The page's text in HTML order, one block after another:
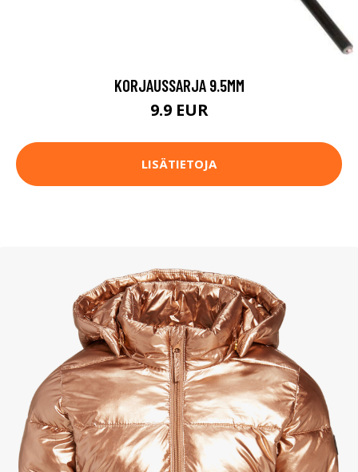
KORJAUSSARJA 9.5MM
9.9 EUR
LISÄTIETOJA